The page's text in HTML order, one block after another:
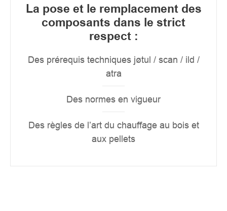
La pose et le remplacement des
composants dans le strict
respect :
Des prérequis techniques jøtul / scan / ild /
atra
Des normes en vigueur
Des règles de l’art du chauffage au bois et
aux pellets